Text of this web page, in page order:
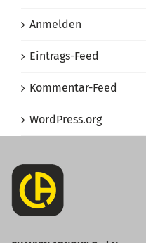
Anmelden
Eintrags-Feed
Kommentar-Feed
WordPress.org